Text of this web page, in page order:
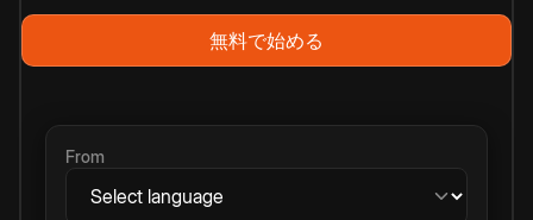
無料で始める
From